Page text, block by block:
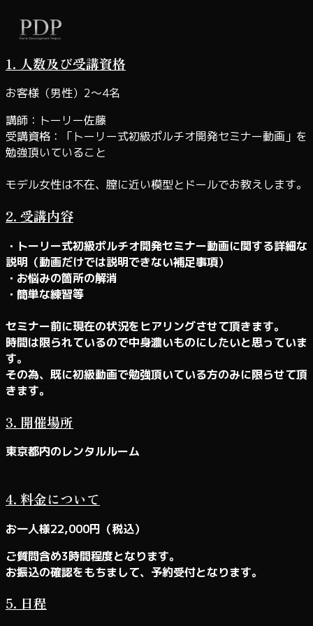
を
ス
キ
プ
1. 人数及び受講資格
お客様（男性）2～4名
講師：トーリー佐藤
受講資格：「トーリー式初級ポルチオ開発セミナー動画」を
勉強頂いていること
モデル女性は不在、膣に近い模型とドールでお教えします。
2. 受講内容
・トーリー式初級ポルチオ開発セミナー動画に関する詳細な
説明（動画だけでは説明できない補足事項）
・お悩みの箇所の解消
・簡単な練習等
セミナー前に現在の状況をヒアリングさせて頂きます。
時間は限られているので中身濃いものにしたいと思っていま
す。
その為、既に初級動画で勉強頂いている方のみに限らせて頂
きます。
3. 開催場所
東京都内のレンタルルーム
4. 料金について
お一人様22,000円（税込）
ご質問含め3時間程度となります。
お振込の確認をもちまして、予約受付となります。
5. 日程